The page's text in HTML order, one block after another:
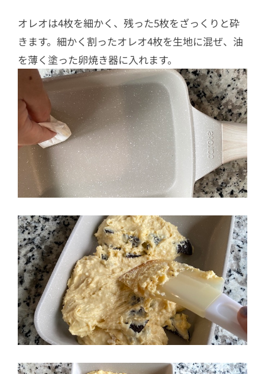
オレオは4枚を細かく、残った5枚をざっくりと砕
きます。細かく割ったオレオ4枚を生地に混ぜ、油
を薄く塗った卵焼き器に入れます。